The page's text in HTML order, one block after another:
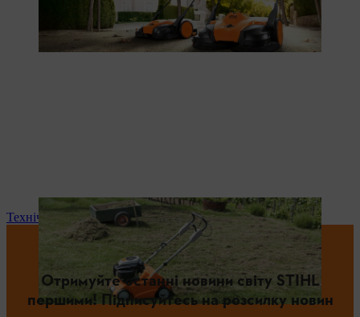
Технічне обслуговування та ремонт
Отримуйте останні новини світу STIHL
першими! Підписуйтесь на розсилку новин